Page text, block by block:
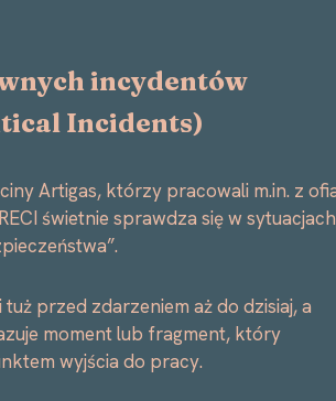
incydentów
Incidents)
Artigas, którzy pracowali m.in. z
świetnie sprawdza się w
przed zdarzeniem aż do dzisiaj, a
moment lub fragment, który
wyjścia do pracy.